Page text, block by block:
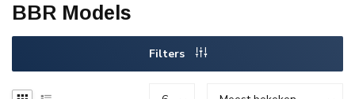
BBR Models
Filters